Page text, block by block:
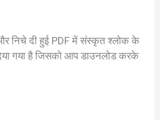
और निचे दी हुई PDF में संस्कृत श्लोक के
गया है जिसको आप डाउनलोड करके